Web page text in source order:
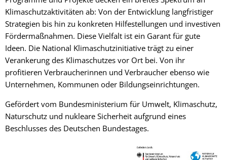
Klimaschutzaktivitäten ab: Von der Entwicklung langfristiger
Strategien bis hin zu konkreten Hilfestellungen und investiven
Fördermaßnahmen. Diese Vielfalt ist ein Garant für gute
Ideen. Die National Klimaschutzinitiative trägt zu einer
Verankerung des Klimaschutzes vor Ort bei. Von ihr
profitieren Verbraucherinnen und Verbraucher ebenso wie
Unternehmen, Kommunen oder Bildungseinrichtungen.
Gefördert vom Bundesministerium für Umwelt, Klimaschutz,
Naturschutz und nukleare Sicherheit aufgrund eines
Beschlusses des Deutschen Bundestages.